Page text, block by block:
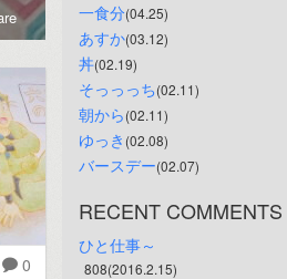
0
一食分(04.25)
あすか(03.12)
丼(02.19)
そっっっち(02.11)
朝から(02.11)
ゆっき (02.08)
バースデー(02.07)
RECENT COMMENTS
ひと仕事～
808(2016.2.15)